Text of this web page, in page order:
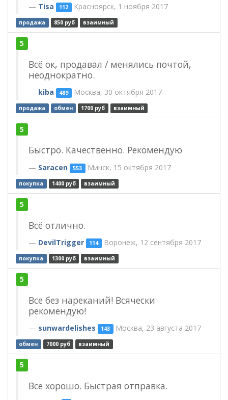
Tisa 112 Красноярск, 1 ноября 2017
продажа 850 руб взаимный
5
Всё ок, продавал / менялись почтой,
неоднократно.
kiba 489 Москва, 30 октября 2017
продажа обмен 1700 руб взаимный
5
Быстро. Качественно. Рекомендую
Saracen 553 Минск, 15 октября 2017
покупка 1400 руб взаимный
5
Всё отлично.
DevilTrigger 114 Воронеж, 12 сентября 2017
покупка 1300 руб взаимный
5
Все без нареканий! Всячески
рекомендую!
sunwardelishes 143 Москва, 23 августа 2017
обмен 7000 руб взаимный
5
Все хорошо. Быстрая отправка.